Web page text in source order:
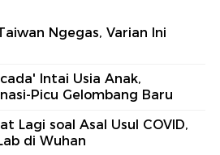
Ngegas, Varian Ini
Intai Usia Anak,
Picu Gelombang Baru
Lagi soal Asal Usul COVID,
di Wuhan